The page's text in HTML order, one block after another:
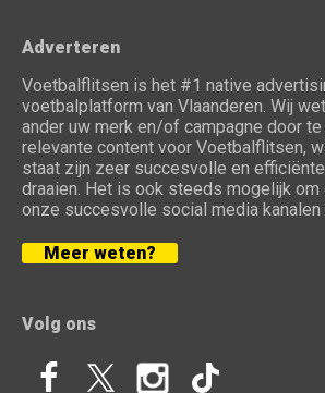
Adverteren
Voetbalflitsen is het #1 native
voetbalplatform van Vlaanderen. Wij
ander uw merk en/of campagne door te
relevante content voor Voetbalflitsen,
staat zijn zeer succesvolle en
draaien. Het is ook steeds mogelijk om
onze succesvolle social media kanalen
Meer weten?
Volg ons